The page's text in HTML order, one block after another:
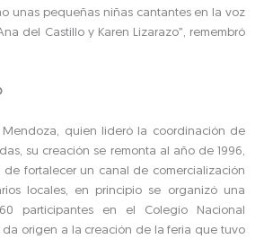
unas pequeñas niñas cantantes en la voz
del Castillo y Karen Lizarazo”, remembró
Mendoza, quien lideró la coordinación de
su creación se remonta al año de 1996,
fortalecer un canal de comercialización
locales, en principio se organizó una
participantes en el Colegio Nacional
da origen a la creación de la feria que tuvo